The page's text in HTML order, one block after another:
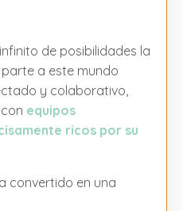
de posibilidades la
a este mundo
y colaborativo,
equipos
ricos por su
convertido en una